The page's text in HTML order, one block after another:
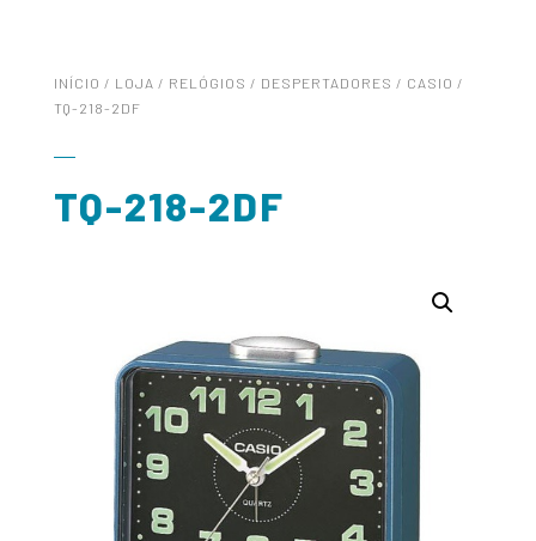
INÍCIO / LOJA / RELÓGIOS / DESPERTADORES / CASIO /
TQ-218-2DF
TQ-218-2DF